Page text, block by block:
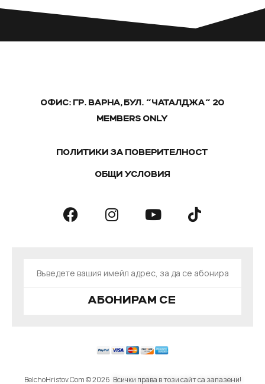
ОФИС: ГР. ВАРНА, БУЛ. "ЧАТАЛДЖА" 20
MEMBERS ONLY
ПОЛИТИКИ ЗА ПОВЕРИТЕЛНОСТ
ОБЩИ УСЛОВИЯ
АБОНИРАМ СЕ
BelchoHristov.Com © 2026 Всички права в този сайт са запазени!